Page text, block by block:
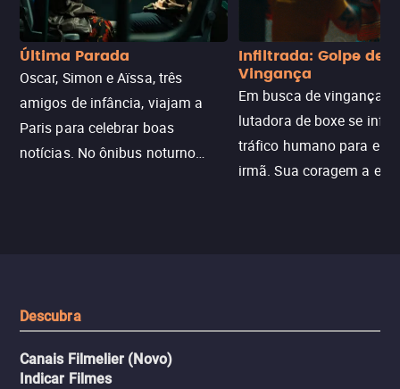
Última Parada
Oscar, Simon e Aïssa, três
amigos de infância, viajam a
Paris para celebrar boas
notícias. No ônibus noturno
Infiltrada: Golpe de
Vingança
Em busca de vingança,
lutadora de boxe se
tráfico humano para
irmã. Sua coragem a
Descubra
Canais Filmelier (Novo)
Indicar Filmes